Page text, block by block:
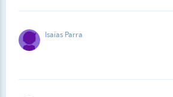
Isaias Parra